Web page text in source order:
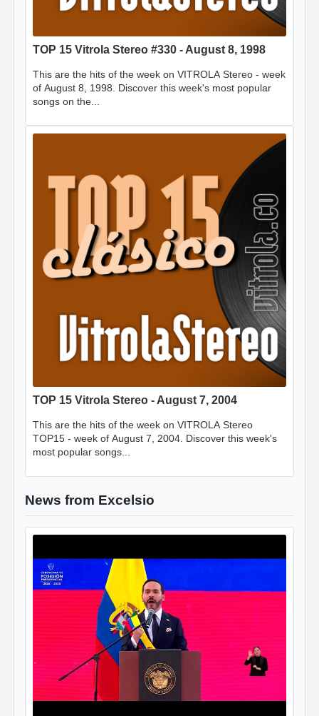
TOP 15 Vitrola Stereo #330 - August 8, 1998
This are the hits of the week on VITROLA Stereo - week
of August 8, 1998. Discover this week's most popular
songs on the...
TOP 15 Vitrola Stereo - August 7, 2004
This are the hits of the week on VITROLA Stereo
TOP15 - week of August 7, 2004. Discover this week's
most popular songs...
News from Excelsio